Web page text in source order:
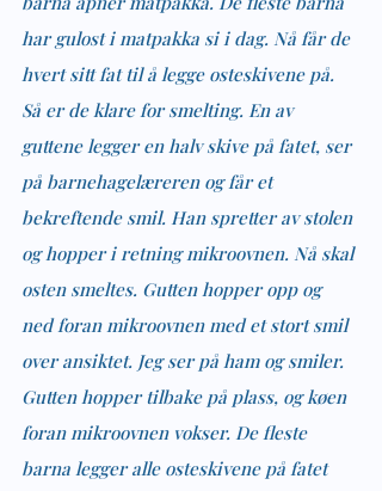
har gulost i matpakka si i dag. Nå får de
hvert sitt fat til å legge osteskivene på.
Så er de klare for smelting. En av
guttene legger en halv skive på fatet, ser
på barnehagelæreren og får et
bekreftende smil. Han spretter av stolen
og hopper i retning mikroovnen. Nå skal
osten smeltes. Gutten hopper opp og
ned foran mikroovnen med et stort smil
over ansiktet. Jeg ser på ham og smiler.
Gutten hopper tilbake på plass, og køen
foran mikroovnen vokser. De fleste
barna legger alle osteskivene på fatet